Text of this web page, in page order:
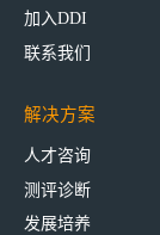
加入DDI
联系我们
解决方案
人才咨询
测评诊断
发展培养